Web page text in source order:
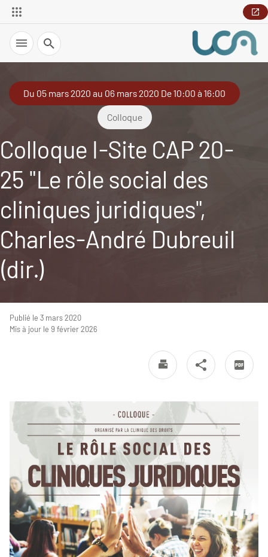
Recherche
Du 05 mars 2020 au 06 mars 2020 De 10:00 à 16:00
Colloque
Colloque I-Site CAP 20-
25 "Le rôle social des
cliniques juridiques",
Charles-André Dubreuil
(dir.)
Publié le 3 mars 2020
Mis à jour le 9 février 2026